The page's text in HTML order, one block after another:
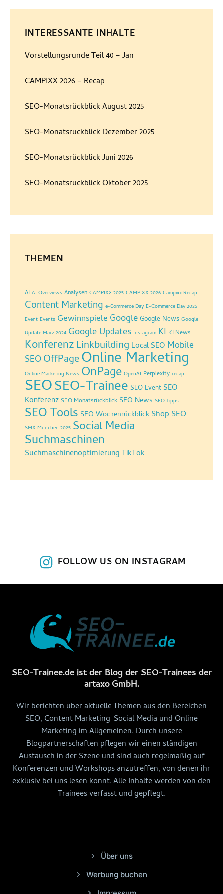
INTERESSANTE INHALTE
Vorstellungsrunde Teil 40 – Jan
CAMPIXX 2026 – Recap
SEO-Monatsrückblick August 2025
SEO-Monatsrückblick Dezember 2025
SEO-Monatsrückblick Juni 2026
SEO-Monatsrückblick Oktober 2025
THEMEN
AI AI Overviews Analysen CAMPIXX 2025 CAMPIXX 2026 Campixx Recap
Content Marketing e-Commerce Day E-Commerce Day 2025
Event Events Gewinnspiele GoogleGoogle News Google
Update März 2024 Google Updates Instagram KI KI News
KonferenzLinkbuilding Local SEO Mobile
SEOOffPageOnline Marketing
Online Marketing News OnPage OpenAI Perplexity recap
SEOSEO-Trainee SEO Event SEO
Konferenz SEO Monatsrückblick SEO News SEO Tipps
SEO Tools SEO Wochenrückblick Shop SEO
SMX München 2025 Social Media
Suchmaschinen
Suchmaschinenoptimierung TikTok
FOLLOW US ON INSTAGRAM
SEO-Trainee.de ist der Blog der SEO-Trainees der
artaxo GmbH.
Wir berichten über aktuelle Themen aus den Bereichen
SEO, Content Marketing, Social Media und Online
Marketing im Allgemeinen. Durch unsere
Blogpartnerschaften pflegen wir einen ständigen
Austausch in der Szene und sind auch regelmäßig auf
Konferenzen und Workshops anzutreffen, von denen ihr
exklusiv bei uns lesen könnt. Alle Inhalte werden von den
Trainees verfasst und gepflegt.
Über uns
Werbung buchen